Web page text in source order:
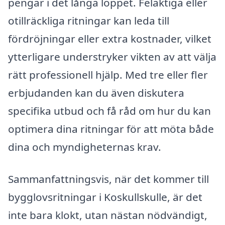
otillräckliga ritningar kan leda till
fördröjningar eller extra kostnader, vilket
ytterligare understryker vikten av att välja
rätt professionell hjälp. Med tre eller fler
erbjudanden kan du även diskutera
specifika utbud och få råd om hur du kan
optimera dina ritningar för att möta både
dina och myndigheternas krav.
Sammanfattningsvis, när det kommer till
bygglovsritningar i Koskullskulle, är det
inte bara klokt, utan nästan nödvändigt,